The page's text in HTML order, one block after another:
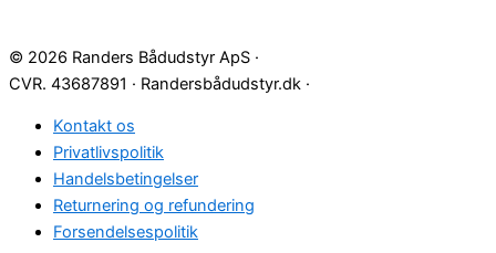
© 2026 Randers Bådudstyr ApS ·
CVR. 43687891 · Randersbådudstyr.dk ·
Kontakt os
Privatlivspolitik
Handelsbetingelser
Returnering og refundering
Forsendelsespolitik